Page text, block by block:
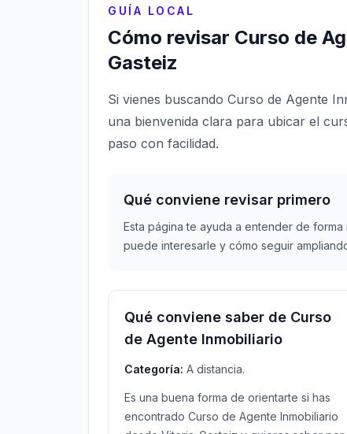
GUÍA LOCAL
Cómo revisar Curso de
Gasteiz
Si vienes buscando Curso de Agente
una bienvenida clara para ubicar el
paso con facilidad.
Qué conviene revisar primero
Esta página te ayuda a entender de
puede interesarle y cómo seguir
Qué conviene saber de Curso
de Agente Inmobiliario
Categoría: A distancia.
Es una buena forma de orientarte si has
encontrado Curso de Agente Inmobiliario